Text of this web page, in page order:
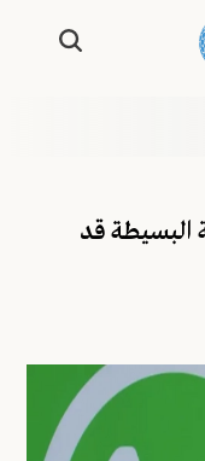
البسيطة قد